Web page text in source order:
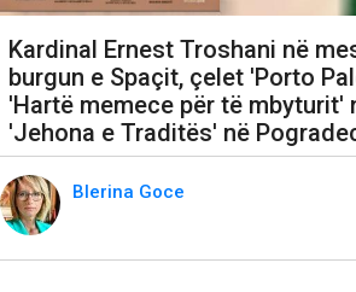
Kardinal Ernest Troshani në
burgun e Spaçit, çelet 'Porto
'Hartë memece për të mbyturit'
'Jehona e Traditës' në
Blerina Goce